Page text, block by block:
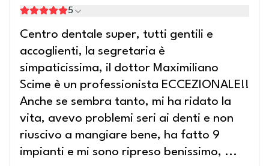
5
Centro dentale super, tutti gentili e
accoglienti, la segretaria è
simpaticissima, il dottor Maximiliano
Scime è un professionista ECCEZIONALE!!
Anche se sembra tanto, mi ha ridato la
vita, avevo problemi seri ai denti e non
riuscivo a mangiare bene, ha fatto 9
impianti e mi sono ripreso benissimo, ...